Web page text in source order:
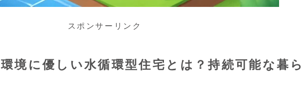
スポンサーリンク
境に優しい水循環型住宅とは？持続可能な暮ら